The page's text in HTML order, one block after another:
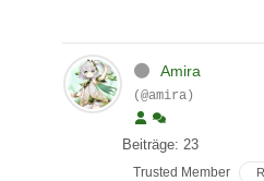
Amira
(@amira)
Beiträge: 23
Trusted Member